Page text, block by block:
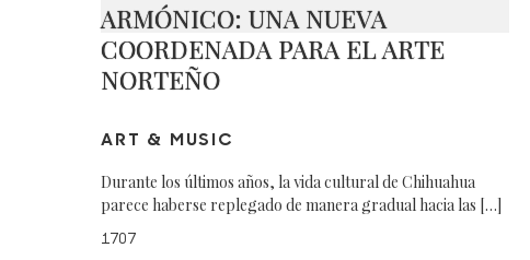
ARMÓNICO: UNA NUEVA
COORDENADA PARA EL ARTE
NORTEÑO
ART & MUSIC
Durante los últimos años, la vida cultural de Chihuahua
parece haberse replegado de manera gradual hacia las […]
1707